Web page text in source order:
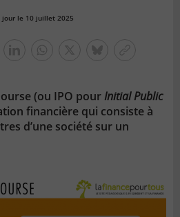
jour le 10 juillet 2025
(ou IPO pour Initial Public
financière qui consiste à
d’une société sur un